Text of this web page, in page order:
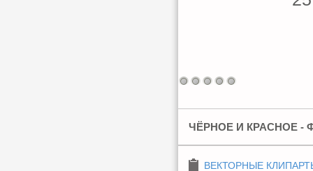
ЧЁРНОЕ И КРАСНОЕ -
ВЕКТОРНЫЕ